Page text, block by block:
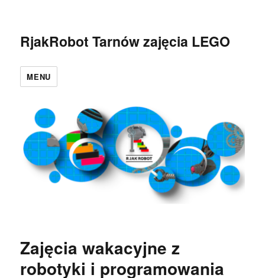
RjakRobot Tarnów zajęcia LEGO
MENU
Zajęcia wakacyjne z
robotyki i programowania